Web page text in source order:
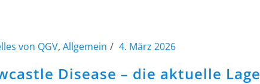
von QGV, Allgemein 4. März 2026
Disease – die aktuelle Lage